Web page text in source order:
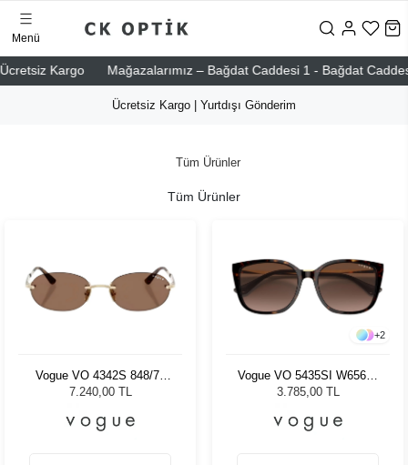
Kargo Mağazalarımız – Bağdat Caddesi 1 - Bağdat Caddesi 2
Menü
Ücretsiz Kargo | Yurtdışı Gönderim
Tüm Ürünler
Tüm Ürünler
Vogue VO 4342S 848/73
55 - 55 Kadın Güneş
7.240,00 TL
+2
Vogue VO 5435SI W65613
55 Kadın Güneş Gözlüğü
3.785,00 TL